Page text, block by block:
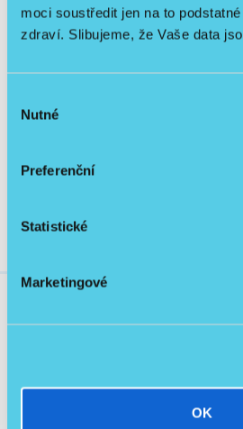
moci soustředit jen na to
zdraví. Slibujeme, že Vaše data
souhlasu
Nutné
Preferenční
Statistické
Marketingové
OK
Hmotnost 30–40 kg / Nosnost
Ke stažení
Související